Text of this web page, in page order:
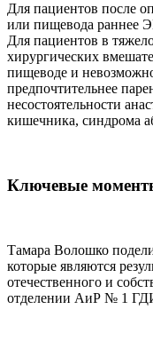
Для пациентов после
или пищевода раннее
Для пациентов в
хирургических
пищеводе и
предпочтительнее
несостоятельности
кишечника, синдрома
Ключевые
Тамара Волошко
которые являются
отечественного и
отделении АиР № 1